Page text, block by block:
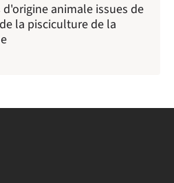
animale issues de
la pisciculture de la